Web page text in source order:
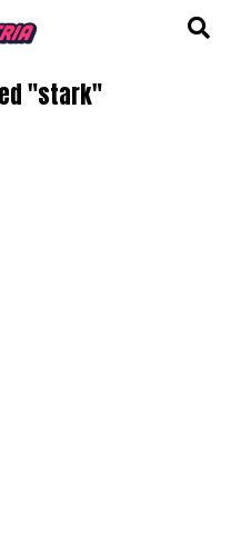
"stark"